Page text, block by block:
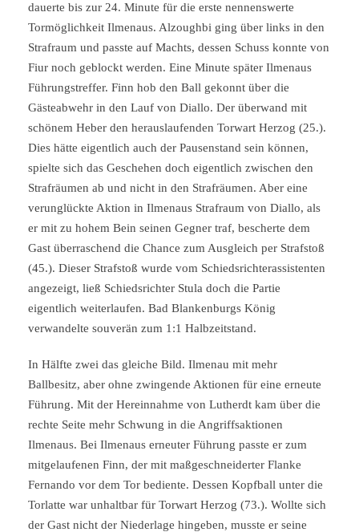
dauerte bis zur 24. Minute für die erste nennenswerte
Tormöglichkeit Ilmenaus. Alzoughbi ging über links in den
Strafraum und passte auf Machts, dessen Schuss konnte von
Fiur noch geblockt werden. Eine Minute später Ilmenaus
Führungstreffer. Finn hob den Ball gekonnt über die
Gästeabwehr in den Lauf von Diallo. Der überwand mit
schönem Heber den herauslaufenden Torwart Herzog (25.).
Dies hätte eigentlich auch der Pausenstand sein können,
spielte sich das Geschehen doch eigentlich zwischen den
Strafräumen ab und nicht in den Strafräumen. Aber eine
verunglückte Aktion in Ilmenaus Strafraum von Diallo, als
er mit zu hohem Bein seinen Gegner traf, bescherte dem
Gast überraschend die Chance zum Ausgleich per Strafstoß
(45.). Dieser Strafstoß wurde vom Schiedsrichterassistenten
angezeigt, ließ Schiedsrichter Stula doch die Partie
eigentlich weiterlaufen. Bad Blankenburgs König
verwandelte souverän zum 1:1 Halbzeitstand.
In Hälfte zwei das gleiche Bild. Ilmenau mit mehr
Ballbesitz, aber ohne zwingende Aktionen für eine erneute
Führung. Mit der Hereinnahme von Lutherdt kam über die
rechte Seite mehr Schwung in die Angriffsaktionen
Ilmenaus. Bei Ilmenaus erneuter Führung passte er zum
mitgelaufenen Finn, der mit maßgeschneiderter Flanke
Fernando vor dem Tor bediente. Dessen Kopfball unter die
Torlatte war unhaltbar für Torwart Herzog (73.). Wollte sich
der Gast nicht der Niederlage hingeben, musste er seine